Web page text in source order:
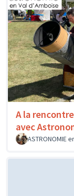
A la
avec
ASTRONOMIE